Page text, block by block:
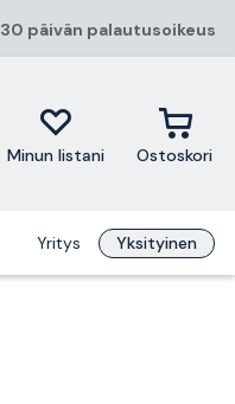
30 päivän palautusoikeus
Minun listani Ostoskori
Yritys Yksityinen